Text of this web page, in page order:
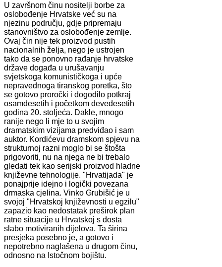
U završnom činu nositelji borbe za
oslobođenje Hrvatske već su na
njezinu području, gdje pripremaju
stanovništvo za oslobođenje zemlje.
Ovaj čin nije tek proizvod pustih
nacionalnih želja, nego je ustrojen
tako da se ponovno rađanje hrvatske
države događa u urušavanju
svjetskoga komunističkoga i upće
nepravednoga tiranskog poretka, što
se gotovo proročki i dogodilo potkraj
osamdesetih i početkom devedesetih
godina 20. stoljeća. Dakle, mnogo
ranije nego li mje to u svojim
dramatskim vizijama predviđao i sam
auktor. Kordićevu dramskom spjevu na
strukturnoj razni moglo bi se štošta
prigovoriti, nu na njega ne bi trebalo
gledati tek kao serijski proizvod hladne
književne tehnologije. "Hrvatijada" je
ponajprije idejno i logički povezana
drmaska cjelina. Vinko Grubišić je u
svojoj "Hrvatskoj književnosti u egzilu"
zapazio kao nedostatak preširok plan
ratne situacije u Hrvatskoj s dosta
slabo motiviranih dijelova. Ta širina
presjeka posebno je, a gotovo i
nepotrebno naglašena u drugom činu,
odnosno na Istočnom bojištu.